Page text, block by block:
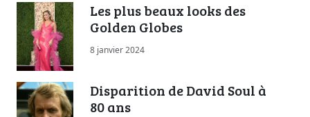
Les plus beaux looks des
Golden Globes
8 janvier 2024
Disparition de David Soul à
80 ans